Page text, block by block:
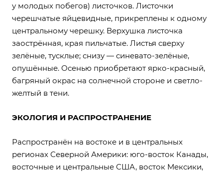
у молодых побегов) листочков. Листочки
черешчатые яйцевидные, прикреплены к одному
центральному черешку. Верхушка листочка
заострённая, края пильчатые. Листья сверху
зелёные, тусклые; снизу — синевато-зелёные,
опушённые. Осенью приобретают ярко-красный,
багряный окрас на солнечной стороне и светло-
желтый в тени.
ЭКОЛОГИЯ И РАСПРОСТРАНЕНИЕ
Распространён на востоке и в центральных
регионах Северной Америки: юго-восток Канады,
восточные и центральные США, восток Мексики,